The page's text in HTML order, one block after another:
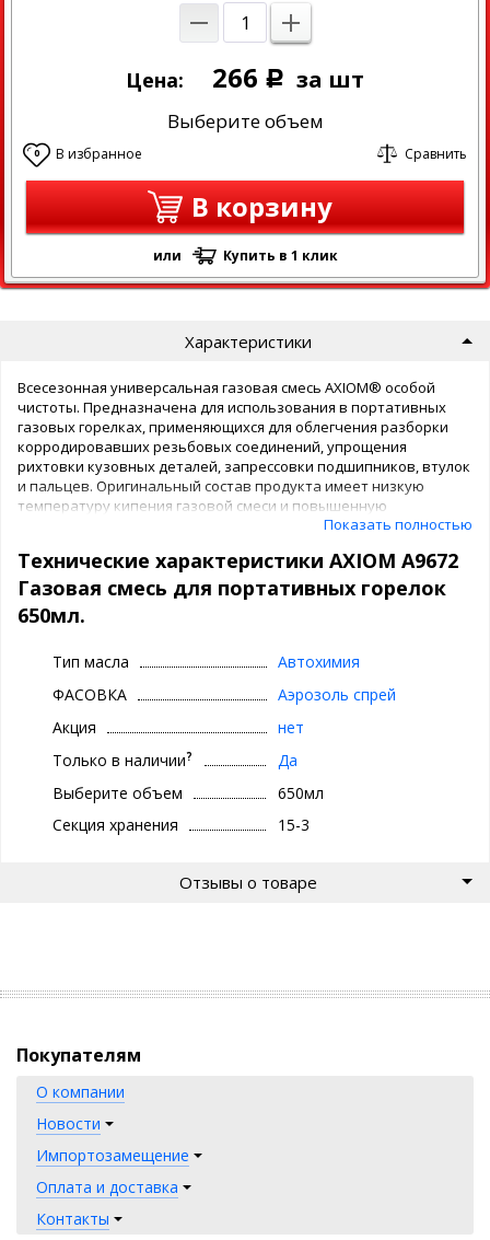
Цена: 266 Р за шт
Выберите объем
0 В избранное Сравнить
В корзину
или Купить в 1 клик
Характеристики
Всесезонная универсальная газовая смесь AXIOM® особой
чистоты. Предназначена для использования в портативных
газовых горелках, применяющихся для облегчения разборки
корродировавших резьбовых соединений, упрощения
рихтовки кузовных деталей, запрессовки подшипников, втулок
и пальцев. Оригинальный состав продукта имеет низкую
температуру кипения газовой смеси и повышенную
теплотворную способность, что обеспечивает:
стабильное горение при температурах до –20 °C;
высокую удельную теплоту сгорания смеси, позволяющую
экономно расходовать газ.
инструкцией по эксплуатации газового оборудования.
Внимание! Баллон одноразовый, не подлежит перезарядке!
Показать полностью
Технические характеристики AXIOM А9672
Газовая смесь для портативных горелок
650мл.
Тип масла
Автохимия
ФАСОВКА
Аэрозоль спрей
Акция
нет
Только в наличии?
Да
Выберите объем
650мл
Секция хранения
15-3
Отзывы о товаре
Покупателям
О компании
Новости
Импортозамещение
Оплата и доставка
Контакты